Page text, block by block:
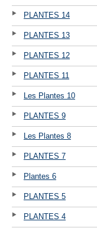
PLANTES 14
PLANTES 13
PLANTES 12
PLANTES 11
Les Plantes 10
PLANTES 9
Les Plantes 8
PLANTES 7
Plantes 6
PLANTES 5
PLANTES 4